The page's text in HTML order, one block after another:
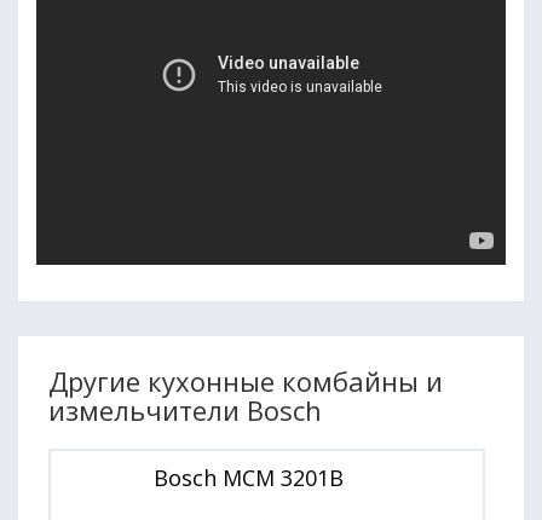
Другие кухонные комбайны и
измельчители Bosch
Bosch MCM 3201B